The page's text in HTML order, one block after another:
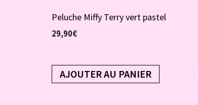
Peluche Miffy Terry vert pastel
29,90€
AJOUTER AU PANIER